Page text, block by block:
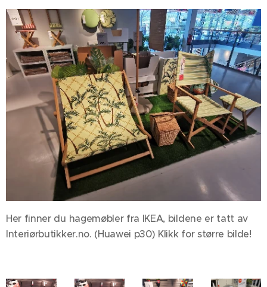
Her finner du hagemøbler fra IKEA, bildene er tatt av
Interiørbutikker.no. (Huawei p30) Klikk for større bilde!